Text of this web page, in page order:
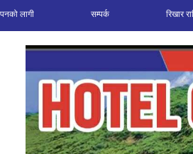
लागी सम्पर्क रिखार